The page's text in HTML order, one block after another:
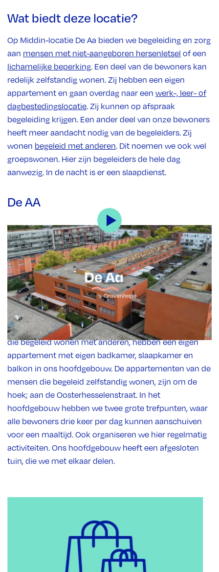
Wat biedt deze locatie?
Op Middin-locatie De Aa bieden we begeleiding en zorg
aan mensen met niet-aangeboren hersenletsel of een
lichamelijke beperking. Een deel van de bewoners kan
redelijk zelfstandig wonen. Zij hebben een eigen
appartement en gaan overdag naar een werk-, leer- of
dagbestedingslocatie. Zij kunnen op afspraak
begeleiding krijgen. Een ander deel van onze bewoners
heeft meer aandacht nodig van de begeleiders. Zij
wonen begeleid met anderen. Dit noemen we ook wel
groepswonen. Hier zijn begeleiders de hele dag
aanwezig. In de nacht is er een slaapdienst.
De AA
Hoe ziet de locatie eruit?
Middin-locatie De Aa ligt in de wijk Morgenstond
(stadsdeel Escamp) in Den Haag. Winkelcentrum
Leyweg en HagaZiekenhuis liggen op loopafstand, net
als Middin werk-, leer- en dagbestedingslocatie
Melis
Stokelaan. Onze locatie is goed bereikbaar met het
openbaar vervoer, zowel per tram als bus. De mensen
die begeleid wonen met anderen, hebben een eigen
appartement met eigen badkamer, slaapkamer en
balkon in ons hoofdgebouw. De appartementen van de
mensen die begeleid zelfstandig wonen, zijn om de
hoek; aan de Oosterhesselenstraat. In het
hoofdgebouw hebben we twee grote trefpunten, waar
alle bewoners drie keer per dag kunnen aanschuiven
voor een maaltijd. Ook organiseren we hier regelmatig
activiteiten. Ons hoofdgebouw heeft een afgesloten
tuin, die we met elkaar delen.